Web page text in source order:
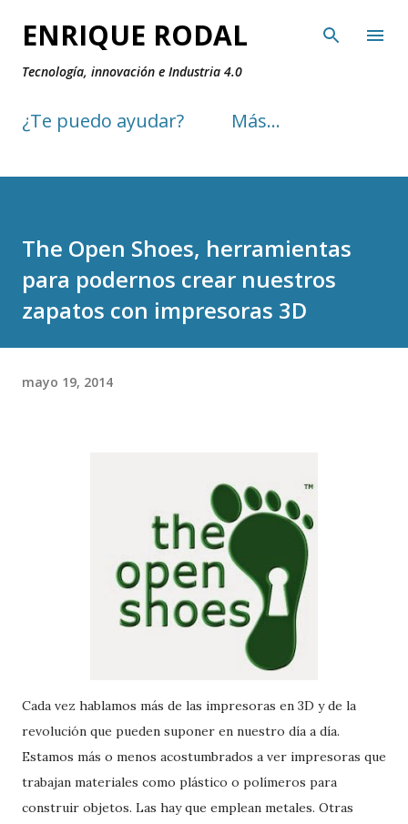
Ir al contenido principal
ENRIQUE RODAL
Tecnología, innovación e Industria 4.0
¿Te puedo ayudar? Más…
The Open Shoes, herramientas
para podernos crear nuestros
zapatos con impresoras 3D
mayo 19, 2014
Cada vez hablamos más de las impresoras en 3D y de la
revolución que pueden suponer en nuestro día a día.
Estamos más o menos acostumbrados a ver impresoras que
trabajan materiales como plástico o polímeros para
construir objetos. Las hay que emplean metales. Otras